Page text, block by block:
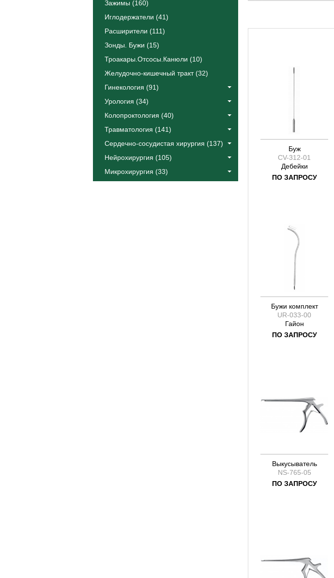
Зажимы (160)
Иглодержатели (41)
Расширители (111)
Зонды. Бужи (15)
Троакары.Отсосы.Канюли (10)
Желудочно-кишечный тракт (32)
Гинекология (91)
Урология (34)
Колопроктология (40)
Травматология (141)
Сердечно-сосудистая хирургия (137)
Нейрохирургия (105)
Микрохирургия (33)
Катлин
Буж
CV-312-01
Дебейки
ПО ЗАПРОСУ
Бужи комплект
UR-033-00
Гайон
ПО ЗАПРОСУ
Выкусыватель
NS-765-05
ПО ЗАПРОСУ